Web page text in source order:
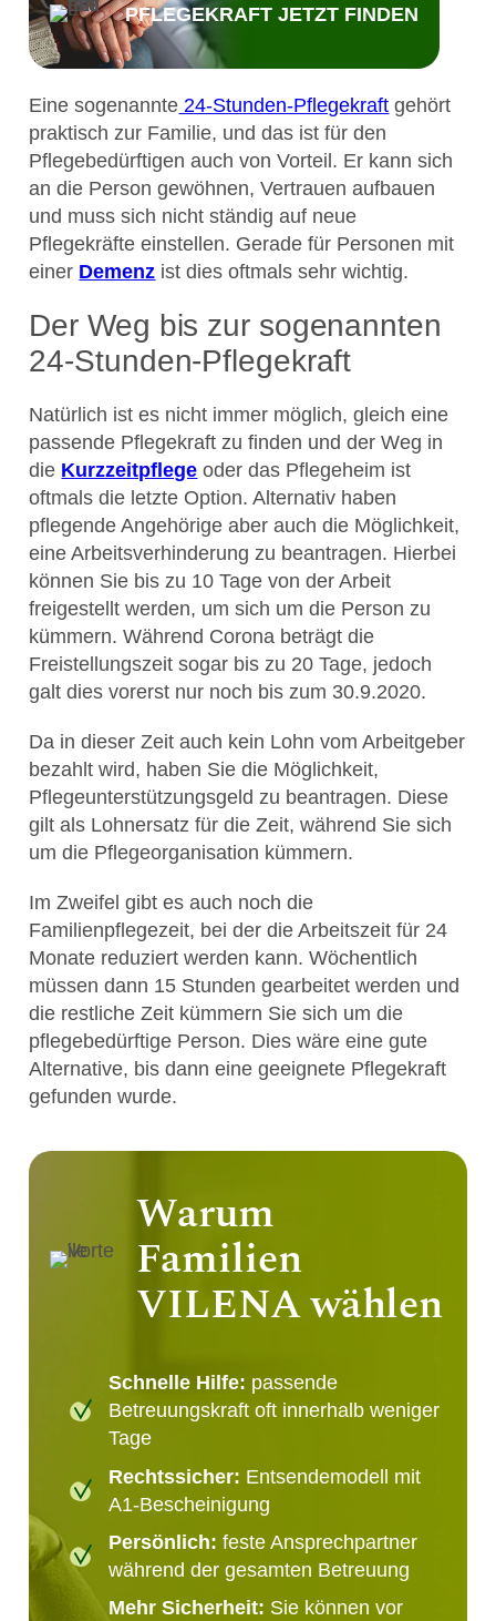
PFLEGEKRAFT JETZT FINDEN
Eine sogenannte 24-Stunden-Pflegekraft gehört
praktisch zur Familie, und das ist für den
Pflegebedürftigen auch von Vorteil. Er kann sich
an die Person gewöhnen, Vertrauen aufbauen
und muss sich nicht ständig auf neue
Pflegekräfte einstellen. Gerade für Personen mit
einer Demenz ist dies oftmals sehr wichtig.
Der Weg bis zur sogenannten
24-Stunden-Pflegekraft
Natürlich ist es nicht immer möglich, gleich eine
passende Pflegekraft zu finden und der Weg in
die Kurzzeitpflege oder das Pflegeheim ist
oftmals die letzte Option. Alternativ haben
pflegende Angehörige aber auch die Möglichkeit,
eine Arbeitsverhinderung zu beantragen. Hierbei
können Sie bis zu 10 Tage von der Arbeit
freigestellt werden, um sich um die Person zu
kümmern. Während Corona beträgt die
Freistellungszeit sogar bis zu 20 Tage, jedoch
galt dies vorerst nur noch bis zum 30.9.2020.
Da in dieser Zeit auch kein Lohn vom Arbeitgeber
bezahlt wird, haben Sie die Möglichkeit,
Pflegeunterstützungsgeld zu beantragen. Diese
gilt als Lohnersatz für die Zeit, während Sie sich
um die Pflegeorganisation kümmern.
Im Zweifel gibt es auch noch die
Familienpflegezeit, bei der die Arbeitszeit für 24
Monate reduziert werden kann. Wöchentlich
müssen dann 15 Stunden gearbeitet werden und
die restliche Zeit kümmern Sie sich um die
pflegebedürftige Person. Dies wäre eine gute
Alternative, bis dann eine geeignete Pflegekraft
gefunden wurde.
Warum
Familien
VILENA wählen
Schnelle Hilfe: passende
Betreuungskraft oft innerhalb weniger
Tage
Rechtssicher: Entsendemodell mit
A1-Bescheinigung
Persönlich: feste Ansprechpartner
während der gesamten Betreuung
Mehr Sicherheit: Sie können vor